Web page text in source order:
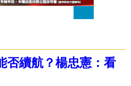
否續航？楊忠憲：看